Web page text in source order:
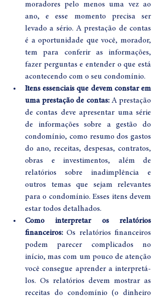
moradores pelo menos uma vez ao
ano, e esse momento precisa ser
levado a sério. A prestação de contas
é a oportunidade que você, morador,
tem para conferir as informações,
fazer perguntas e entender o que está
acontecendo com o seu condomínio.
Itens essenciais que devem constar em
uma prestação de contas: A prestação
de contas deve apresentar uma série
de informações sobre a gestão do
condomínio, como resumo dos gastos
do ano, receitas, despesas, contratos,
obras e investimentos, além de
relatórios sobre inadimplência e
outros temas que sejam relevantes
para o condomínio. Esses itens devem
estar todos detalhados.
Como interpretar os relatórios
financeiros: Os relatórios financeiros
podem parecer complicados no
início, mas com um pouco de atenção
você consegue aprender a interpretá-
los. Os relatórios devem mostrar as
receitas do condomínio (o dinheiro